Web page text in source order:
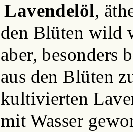
Lavendelöl,
den Blüten wild
aber, besonders
aus den Blüten
kultivierten
mit Wasser